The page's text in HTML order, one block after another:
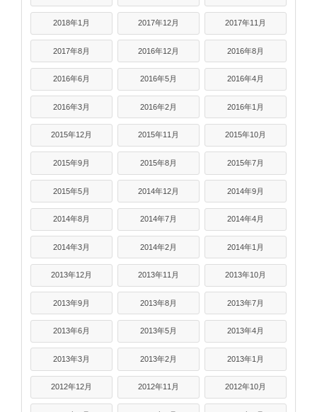
2018年1月 2017年12月 2017年11月
2017年8月 2016年12月 2016年8月
2016年6月 2016年5月 2016年4月
2016年3月 2016年2月 2016年1月
2015年12月 2015年11月 2015年10月
2015年9月 2015年8月 2015年7月
2015年5月 2014年12月 2014年9月
2014年8月 2014年7月 2014年4月
2014年3月 2014年2月 2014年1月
2013年12月 2013年11月 2013年10月
2013年9月 2013年8月 2013年7月
2013年6月 2013年5月 2013年4月
2013年3月 2013年2月 2013年1月
2012年12月 2012年11月 2012年10月